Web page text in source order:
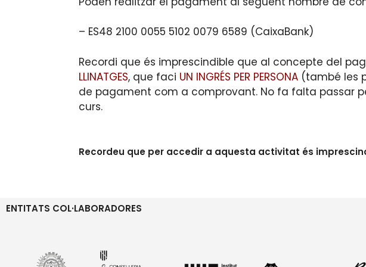
– ES48 2100 0055 5102 0079 6589 (CaixaBank)
Recordi que és imprescindible que al concepte del
LLINATGES, que faci UN INGRÉS PER PERSONA (també les
de pagament com a comprovant. No fa falta passar
curs.
Recordeu que per accedir a aquesta activitat és
ENTITATS COL·LABORADORES